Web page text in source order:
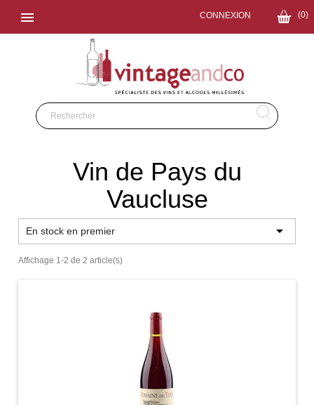
 (0)
CONNEXION
Vin de Pays du
Vaucluse
En stock en premier 
Affichage 1-2 de 2 article(s)